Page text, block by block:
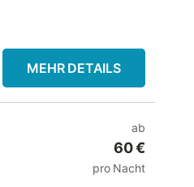
MEHR DETAILS
ab
60 €
pro Nacht